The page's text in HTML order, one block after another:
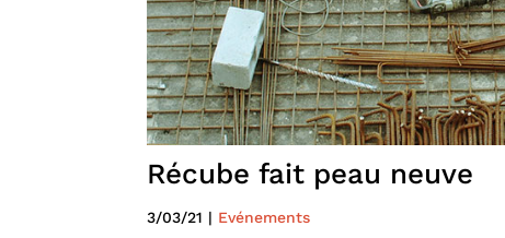
Récube fait peau neuve
3/03/21 | Evénements